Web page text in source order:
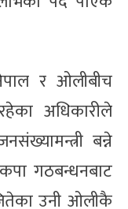
र ओलीबीच
अधिकारीले
बन्ने
गठबन्धनबाट
उनी ओलीकै